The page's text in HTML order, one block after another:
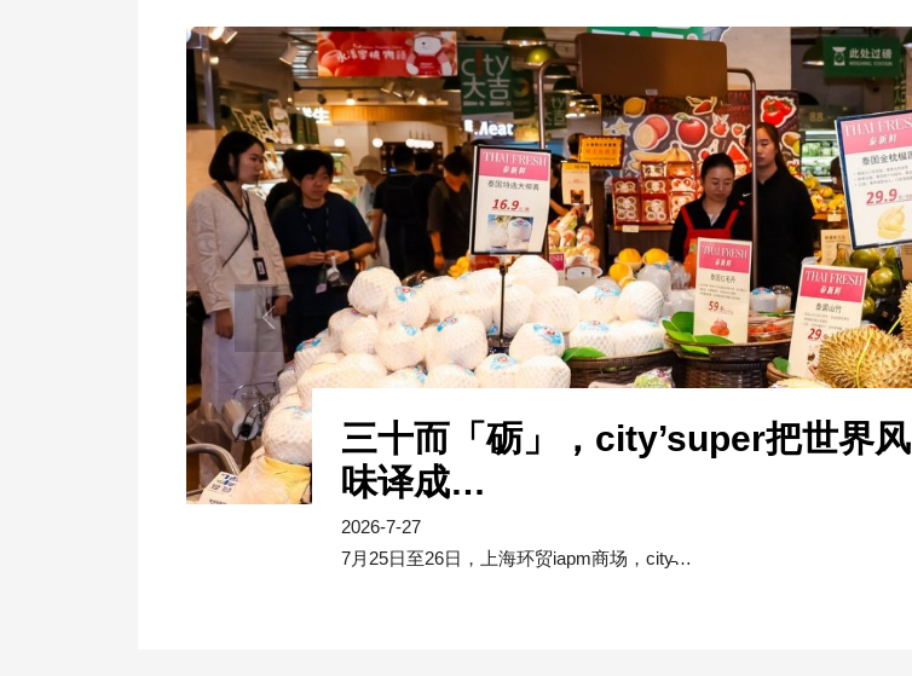
三十而「砺」，city’super把世界风
味译成…
2026-7-27
7月25日至26日，上海环贸iapm商场，city̵…